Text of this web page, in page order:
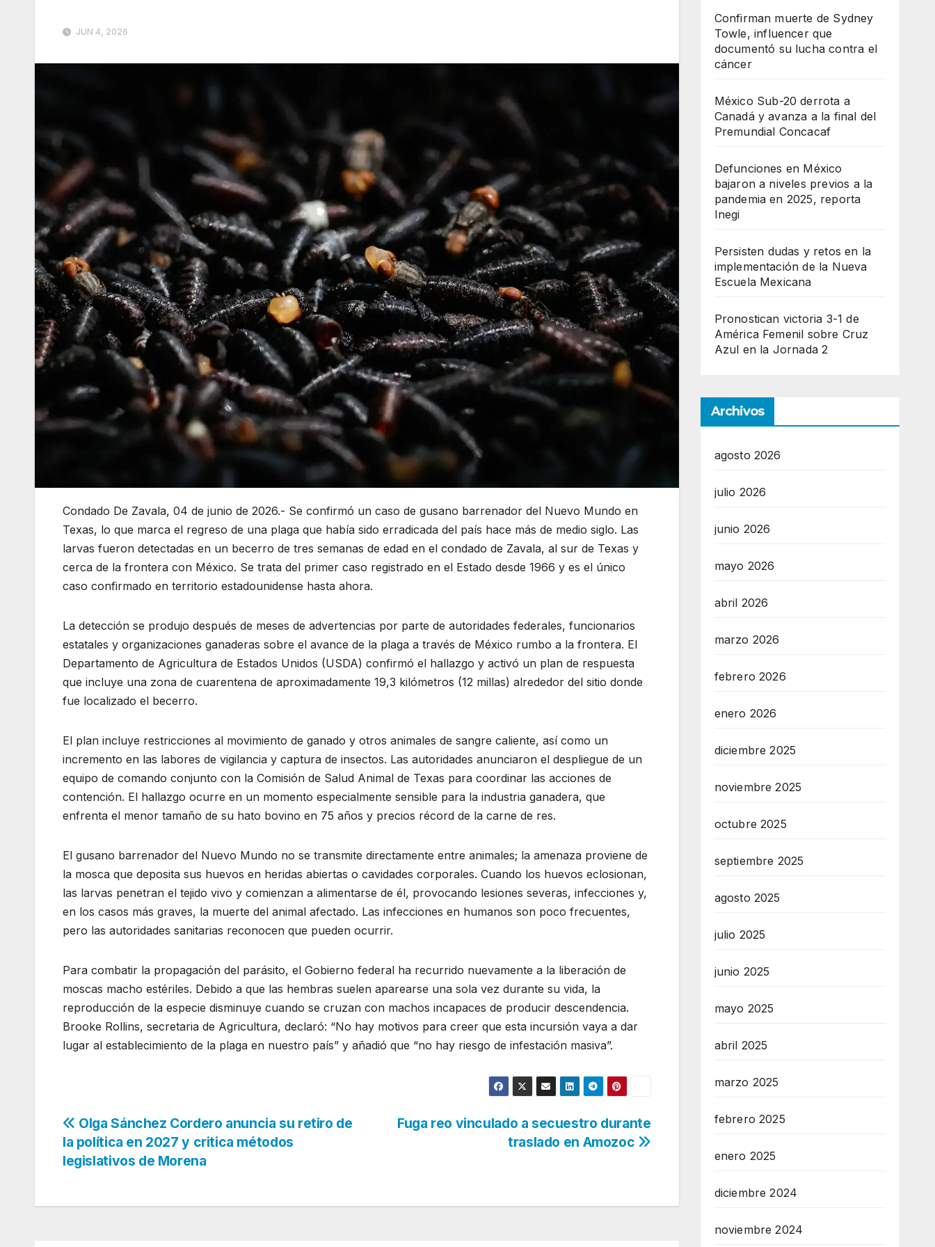
JUN 4, 2026
Condado De Zavala, 04 de junio de 2026.- Se confirmó un caso de gusano barrenador del Nuevo Mundo en
Texas, lo que marca el regreso de una plaga que había sido erradicada del país hace más de medio siglo. Las
larvas fueron detectadas en un becerro de tres semanas de edad en el condado de Zavala, al sur de Texas y
cerca de la frontera con México. Se trata del primer caso registrado en el Estado desde 1966 y es el único
caso confirmado en territorio estadounidense hasta ahora.
La detección se produjo después de meses de advertencias por parte de autoridades federales, funcionarios
estatales y organizaciones ganaderas sobre el avance de la plaga a través de México rumbo a la frontera. El
Departamento de Agricultura de Estados Unidos (USDA) confirmó el hallazgo y activó un plan de respuesta
que incluye una zona de cuarentena de aproximadamente 19,3 kilómetros (12 millas) alrededor del sitio donde
fue localizado el becerro.
El plan incluye restricciones al movimiento de ganado y otros animales de sangre caliente, así como un
incremento en las labores de vigilancia y captura de insectos. Las autoridades anunciaron el despliegue de un
equipo de comando conjunto con la Comisión de Salud Animal de Texas para coordinar las acciones de
contención. El hallazgo ocurre en un momento especialmente sensible para la industria ganadera, que
enfrenta el menor tamaño de su hato bovino en 75 años y precios récord de la carne de res.
El gusano barrenador del Nuevo Mundo no se transmite directamente entre animales; la amenaza proviene de
la mosca que deposita sus huevos en heridas abiertas o cavidades corporales. Cuando los huevos eclosionan,
las larvas penetran el tejido vivo y comienzan a alimentarse de él, provocando lesiones severas, infecciones y,
en los casos más graves, la muerte del animal afectado. Las infecciones en humanos son poco frecuentes,
pero las autoridades sanitarias reconocen que pueden ocurrir.
Para combatir la propagación del parásito, el Gobierno federal ha recurrido nuevamente a la liberación de
moscas macho estériles. Debido a que las hembras suelen aparearse una sola vez durante su vida, la
reproducción de la especie disminuye cuando se cruzan con machos incapaces de producir descendencia.
Brooke Rollins, secretaria de Agricultura, declaró: “No hay motivos para creer que esta incursión vaya a dar
lugar al establecimiento de la plaga en nuestro país” y añadió que “no hay riesgo de infestación masiva”.
Navegación
de
Fuga reo vinculado a secuestro durante
traslado en Amozoc
Olga Sánchez Cordero anuncia su retiro de
la política en 2027 y critica métodos
legislativos de Morena
Confirman muerte de Sydney
Towle, influencer que
documentó su lucha contra el
cáncer
México Sub-20 derrota a
Canadá y avanza a la final del
Premundial Concacaf
Defunciones en México
bajaron a niveles previos a la
pandemia en 2025, reporta
Inegi
Persisten dudas y retos en la
implementación de la Nueva
Escuela Mexicana
Pronostican victoria 3-1 de
América Femenil sobre Cruz
Azul en la Jornada 2
Archivos
agosto 2026
julio 2026
junio 2026
mayo 2026
abril 2026
marzo 2026
febrero 2026
enero 2026
diciembre 2025
noviembre 2025
octubre 2025
septiembre 2025
agosto 2025
julio 2025
junio 2025
mayo 2025
abril 2025
marzo 2025
febrero 2025
enero 2025
diciembre 2024
noviembre 2024